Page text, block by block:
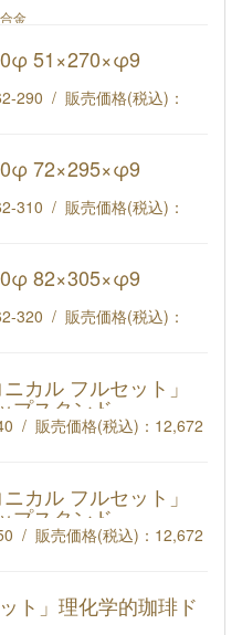
金
51×270×φ9
290 / 販売価格(税込)：
72×295×φ9
310 / 販売価格(税込)：
82×305×φ9
320 / 販売価格(税込)：
カル フルセット」
プスタンド
/ 販売価格(税込)： 12,672
カル フルセット」
プスタンド
/ 販売価格(税込)： 12,672
ト」理化学的珈琲ド